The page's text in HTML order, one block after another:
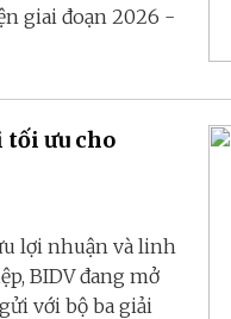
giai đoạn 2026 -
tối ưu cho
lợi nhuận và linh
BIDV đang mở
với bộ ba giải